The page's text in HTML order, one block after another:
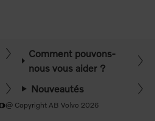
Comment pouvons-
nous vous aider ?
Nouveautés
@ Copyright AB Volvo 2026